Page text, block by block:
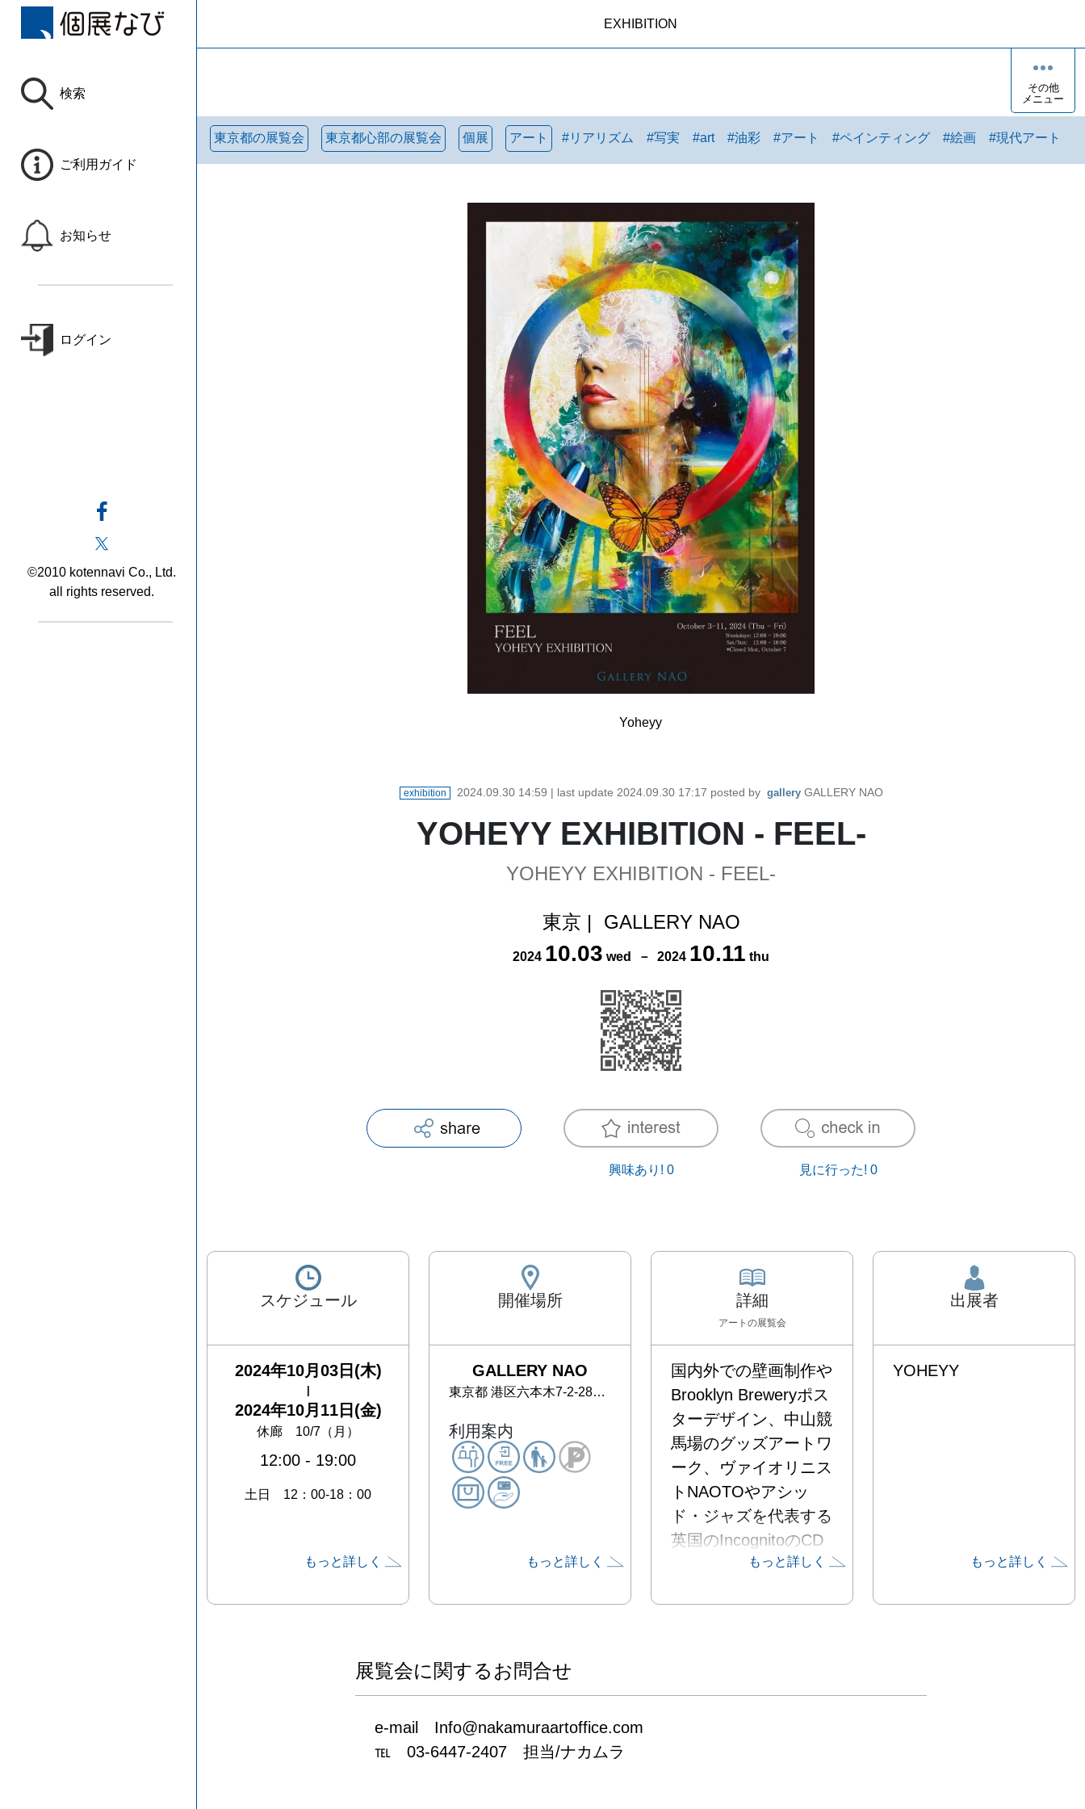
検索
ご利用ガイド
お知らせ
ログイン
©2010 kotennavi Co., Ltd.
all rights reserved.
EXHIBITION
その他
メニュー
東京都の展覧会 東京都心部の展覧会 個展 アート #リアリズム #写実 #art #油彩 #アート #ペインティング #絵画 #現代アート
Yoheyy
exhibition 2024.09.30 14:59 | last update 2024.09.30 17:17 posted by gallery GALLERY NAO
YOHEYY EXHIBITION - FEEL-
YOHEYY EXHIBITION - FEEL-
東京 | GALLERY NAO
2024 10.03 wed － 2024 10.11 thu
興味あり! 0 見に行った! 0
スケジュール
2024年10月03日(木)
2024年10月11日(金)
休廊 10/7（月）
12:00 - 19:00
土日 12：00-18：00
もっと詳しく
開催場所
GALLERY NAO
東京都 港区六本木7-2-28 セントラル乃木坂101
利用案内
もっと詳しく
詳細
アート の展覧会
国内外での壁画制作や
Brooklyn Breweryポス
ターデザイン、中山競
馬場のグッズアートワ
ーク、ヴァイオリニス
トNAOTOやアシッ
ド・ジャズを代表する
英国のIncognitoのCD
ジャケットアートワー
もっと詳しく
出展者
YOHEYY
もっと詳しく
展覧会に関するお問合せ
e-mail　Info@nakamuraartoffice.com
℡　03-6447-2407　担当/ナカムラ